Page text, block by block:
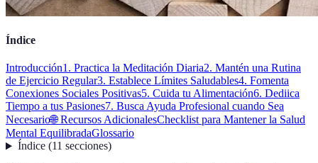
Índice
Introducción1. Practica la Meditación Diaria2. Mantén una Rutina
de Ejercicio Regular3. Establece Límites Saludables4. Fomenta
Conexiones Sociales Positivas5. Cuida tu Alimentación6. Dediica
Tiempo a tus Pasiones7. Busca Ayuda Profesional cuando Sea
Necesario🌐 Recursos AdicionalesChecklist para Mantener la Salud
Mental EquilibradaGlossario
Índice(11 secciones)